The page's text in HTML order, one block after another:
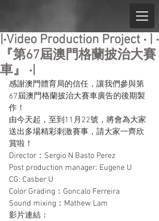
|‧Video Production Project ‧ | ‧
『第67屆澳門格蘭披治大賽
車』 ‧|
感謝澳門體育局的信任，讓我們參與第
67屆澳門格蘭披治大賽車廣告的後期製
作！
由今天起，至到11月22號，將會為大家
送出多場精彩刺激賽事，請大家一齊欣
賞啦！
Director：Sergio N Basto Perez
Post production manager: Eugene U
CG: Casber U
Color Grading：Goncalo Ferreira
Sound mixing：Mathew Lam
影片連結：